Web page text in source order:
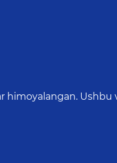
himoyalangan. Ushbu